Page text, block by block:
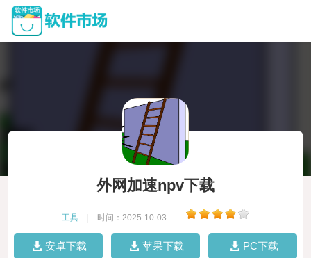
外网加速npv下载
工具 时间：2025-10-03
安卓下载 苹果下载 PC下载